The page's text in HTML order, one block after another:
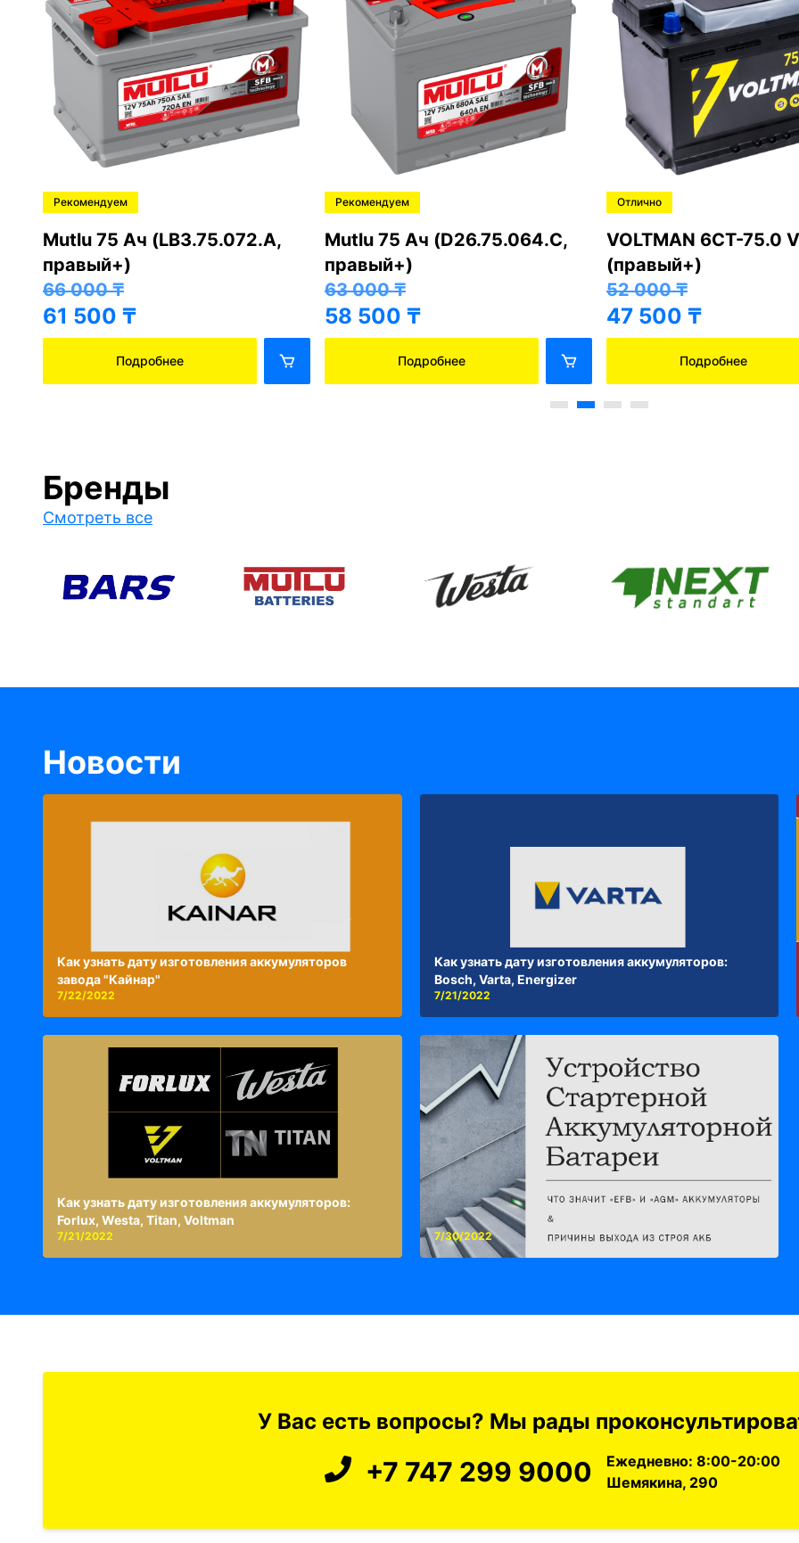
Рекомендуем
Mutlu 75 Ач (LB3.75.072.A,
правый+)
66 000₸
61 500 ₸
Подробнее
Рекомендуем
Mutlu 75 Ач (D26.75.064.C,
правый+)
63 000₸
58 500 ₸
Подробнее
Отлично
VOLTMAN 6CT-75.0
(правый+)
52 000₸
47 500 ₸
Подробнее
Бренды
Смотреть все
Новости
Как узнать дату изготовления аккумуляторов
завода "Кайнар"
7/22/2022
Как узнать дату изготовления аккумуляторов:
Bosch, Varta, Energizer
7/21/2022
Как узнать дату изготовления аккумуляторов:
Forlux, Westa, Titan, Voltman
7/21/2022 7/30/2022
У Вас есть вопросы? Мы рады
+7 747 299 9000
Ежедневно: 8:00-20:00
Шемякина, 290